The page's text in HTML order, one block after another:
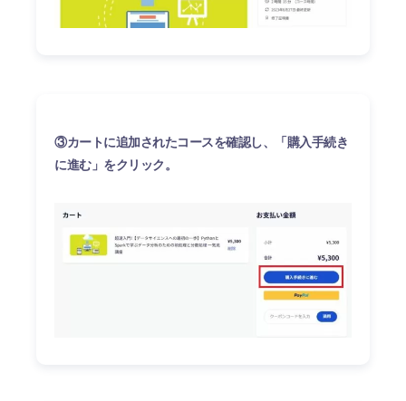
③カートに追加されたコースを確認し、「購入手続き
に進む」をクリック。